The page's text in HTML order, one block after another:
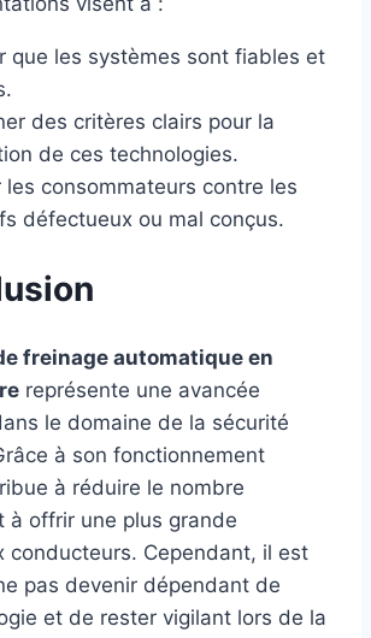
que les systèmes sont fiables et
des critères clairs pour la
de ces technologies.
les consommateurs contre les
défectueux ou mal conçus.
freinage automatique en
représente une avancée
le domaine de la sécurité
à son fonctionnement
à réduire le nombre
à offrir une plus grande
conducteurs. Cependant, il est
pas devenir dépendant de
et de rester vigilant lors de la